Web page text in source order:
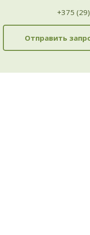
+375
Отправить